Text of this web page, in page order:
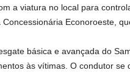
a viatura no local para
Econoroeste,
básica e avançada do
às vítimas. O condutor